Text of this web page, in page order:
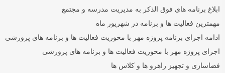
ابلاغ برنامه های فوق الذکر به مدیریت مدرسه و مجتمع
مهمترین فعالیت ها و برنامه در شهریور ماه
ادامه اجرای برنامه پروژه مهر با محوریت فعالیت ها و برنامه های پرورشی
اجرای پروژه مهر با محوریت فعالیت ها و برنامه های پرورشی
فضاسازی و تجهیز راهرو ها و کلاس ها